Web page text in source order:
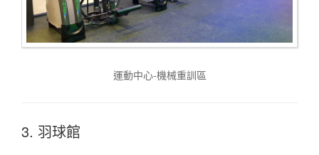
運動中心-機械重訓區
3. 羽球館